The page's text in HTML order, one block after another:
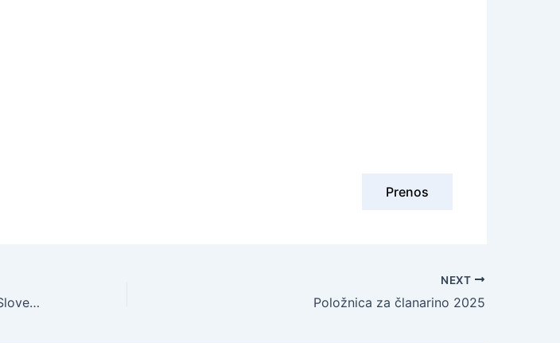
Prenos
Anketa ZRC SAZU o jezikovni politiki Slovenščina danes
NEXT
Položnica za članarino 2025